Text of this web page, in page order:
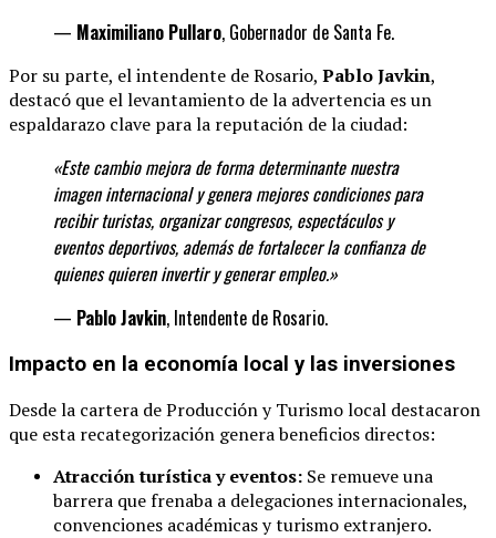
— Maximiliano Pullaro, Gobernador de Santa Fe.
Por su parte, el intendente de Rosario, Pablo Javkin,
destacó que el levantamiento de la advertencia es un
espaldarazo clave para la reputación de la ciudad:
«Este cambio mejora de forma determinantenuestra
imagen internacional y genera mejores condiciones para
recibir turistas, organizar congresos, espectáculos y
eventos deportivos, además de fortalecer la confianza de
quienes quieren invertir y generarempleo.»
— Pablo Javkin, Intendente de Rosario.
Impacto en la economía local y las inversiones
Desde la cartera de Producción y Turismo local destacaron
que esta recategorización genera beneficios directos:
Atracción turística y eventos: Se remueve una
barrera que frenaba a delegaciones internacionales,
convenciones académicas y turismo extranjero.